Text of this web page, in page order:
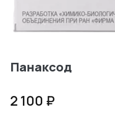
Панаксод
2 100 ₽